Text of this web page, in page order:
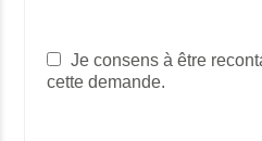
Je consens à être
cette demande.